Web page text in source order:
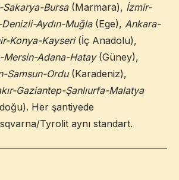
Bursa(Marmara), İzmir-
Aydın-Muğla(Ege), Ankara-
Konya-Kayseri(İç Anadolu),
Mersin-Adana-Hatay(Güney),
Samsun-Ordu(Karadeniz),
Gaziantep-Şanlıurfa-Malatya
Her şantiyede
Tyrolit aynı standart.